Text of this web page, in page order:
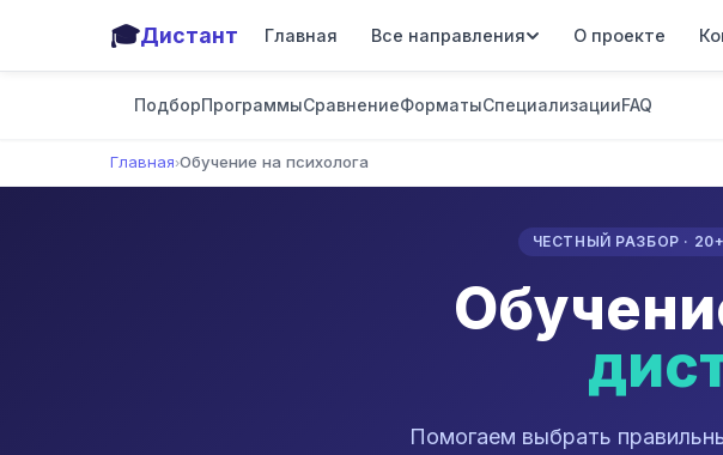
🎓Дистант Главная Все направления О проекте
Главная›Обучение на психолога
ПодборПрограммыСравнениеФорматыСпециализацииFAQ
ЧЕСТНЫЙ РАЗБОР ·
Помогаем выбрать